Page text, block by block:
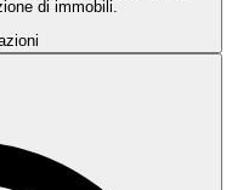
di immobili.